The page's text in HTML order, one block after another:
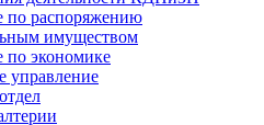
по распоряжению
имуществом
по экономике
управление